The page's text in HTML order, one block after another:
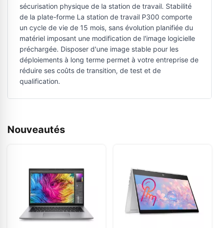
sécurisation physique de la station de travail. Stabilité
de la plate-forme La station de travail P300 comporte
un cycle de vie de 15 mois, sans évolution planifiée du
matériel imposant une modification de l'image logicielle
préchargée. Disposer d'une image stable pour les
déploiements à long terme permet à votre entreprise de
réduire ses coûts de transition, de test et de
qualification.
Nouveautés